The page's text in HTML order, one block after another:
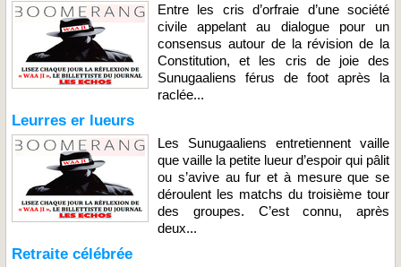
Entre les cris d’orfraie d’une société
civile appelant au dialogue pour un
consensus autour de la révision de la
Constitution, et les cris de joie des
Sunugaaliens férus de foot après la
raclée...
Leurres er lueurs
Les Sunugaaliens entretiennent vaille
que vaille la petite lueur d’espoir qui pâlit
ou s’avive au fur et à mesure que se
déroulent les matchs du troisième tour
des groupes. C’est connu, après
deux...
Retraite célébrée